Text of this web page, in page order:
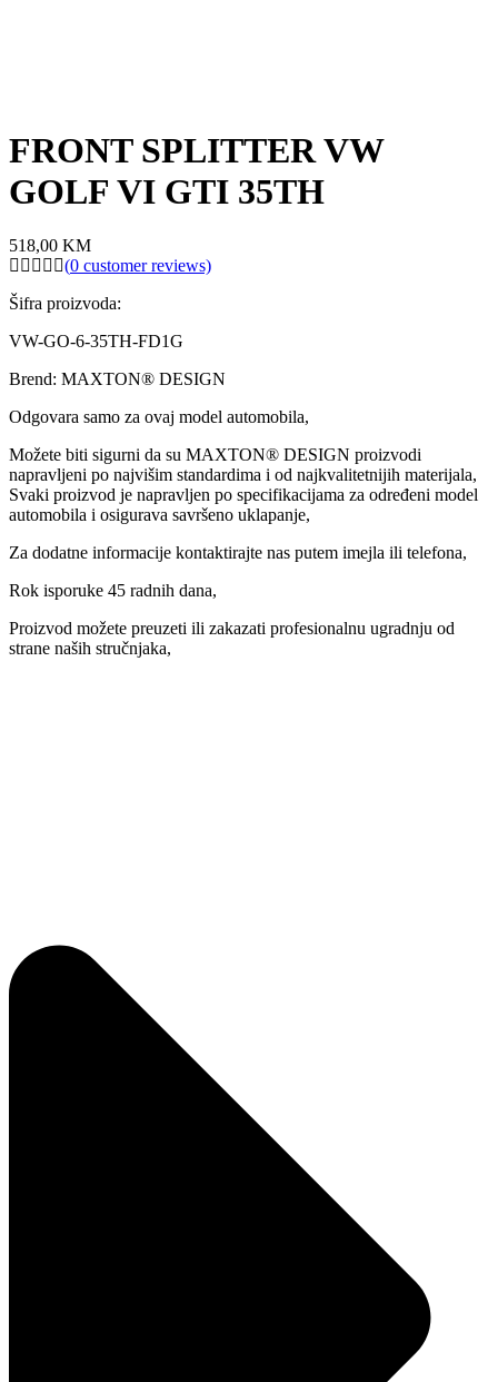
FRONT SPLITTER VW
GOLF VI GTI 35TH
518,00 KM
(0 customer reviews)
Šifra proizvoda:
VW-GO-6-35TH-FD1G
Brend: MAXTON® DESIGN
Odgovara samo za ovaj model automobila,
Možete biti sigurni da su MAXTON® DESIGN proizvodi
napravljeni po najvišim standardima i od najkvalitetnijih materijala,
Svaki proizvod je napravljen po specifikacijama za određeni model
automobila i osigurava savršeno uklapanje,
Za dodatne informacije kontaktirajte nas putem imejla ili telefona,
Rok isporuke 45 radnih dana,
Proizvod možete preuzeti ili zakazati profesionalnu ugradnju od
strane naših stručnjaka,